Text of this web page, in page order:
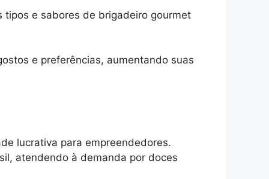
tipos e sabores de brigadeiro gourmet
e preferências, aumentando suas
lucrativa para empreendedores.
atendendo à demanda por doces